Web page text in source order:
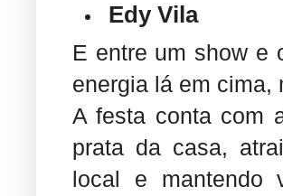
Edy Vila
E entre um show e
energia lá em cima,
A festa conta com
prata da casa,
local e mantendo